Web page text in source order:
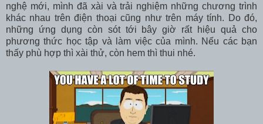
nghệ mới, mình đã xài và trải nghiệm những chương trình
khác nhau trên điện thoại cũng như trên máy tính. Do đó,
những ứng dụng còn sót tới bây giờ rất hiệu quả cho
phương thức học tập và làm việc của mình. Nếu các bạn
thấy phù hợp thì xài thử, còn hem thì thui nhé.